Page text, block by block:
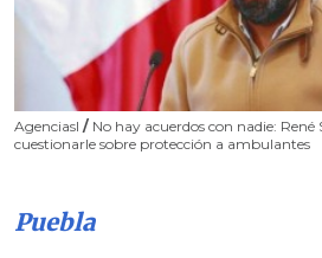
AgenciasI / No hay acuerdos con nadie:
cuestionarle sobre protección a ambulantes
Puebla